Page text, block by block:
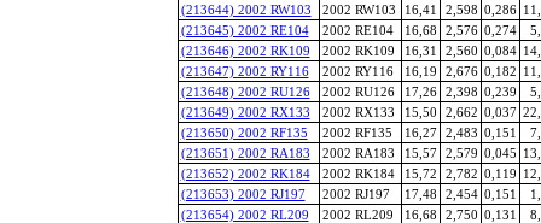
(213644) 2002 RW103
2002 RW103 16,41 2,598 0,286
(213645) 2002 RE104
2002 RE104 16,68 2,576 0,274
(213646) 2002 RK109
2002 RK109 16,31 2,560 0,084
(213647) 2002 RY116
2002 RY116 16,19 2,676 0,182
(213648) 2002 RU126
2002 RU126 17,26 2,398 0,239
(213649) 2002 RX133
2002 RX133 15,50 2,662 0,037
(213650) 2002 RF135
2002 RF135 16,27 2,483 0,151
(213651) 2002 RA183
2002 RA183 15,57 2,579 0,045
(213652) 2002 RK184
2002 RK184 15,72 2,782 0,119
(213653) 2002 RJ197
2002 RJ197 17,48 2,454 0,151
(213654) 2002 RL209
2002 RL209 16,68 2,750 0,131